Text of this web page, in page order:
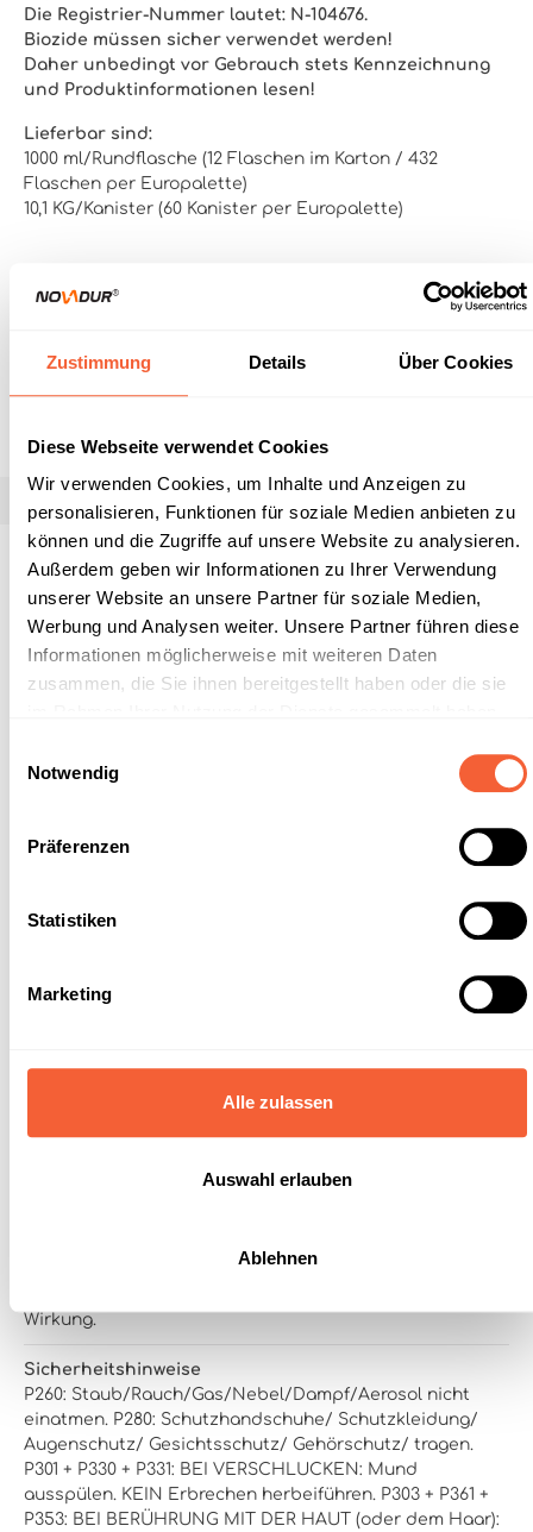
Zustimmung Details Über Cookies
Diese Webseite verwendet Cookies
Wir verwenden Cookies, um Inhalte und Anzeigen zu
personalisieren, Funktionen für soziale Medien anbieten zu
können und die Zugriffe auf unsere Website zu analysieren.
Außerdem geben wir Informationen zu Ihrer Verwendung
unserer Website an unsere Partner für soziale Medien,
Werbung und Analysen weiter. Unsere Partner führen diese
Informationen möglicherweise mit weiteren Daten
zusammen, die Sie ihnen bereitgestellt haben oder die sie
finden sie hier.
Notwendig
Präferenzen
Statistiken
Marketing
Alle zulassen
Auswahl erlauben
Ablehnen
Die Registrier-Nummer lautet: N-104676.
Biozide müssen sicher verwendet werden!
Daher unbedingt vor Gebrauch stets Kennzeichnung
und Produktinformationen lesen!
Lieferbar sind:
1000 ml/Rundflasche (12 Flaschen im Karton / 432
Flaschen per Europalette)
10,1 KG/Kanister (60 Kanister per Europalette)
Beschreibung
Desinfektionsreinigungskonzentrat mit sehr guter,
rückstandsfreier Reinigungswirkung. Üb… Mehr
CLP-/REACH-Hinweise
Symbole
H400: Sehr giftig für Wasserorganismen.
Wirkung.
Sicherheitshinweise
P260: Staub/Rauch/Gas/Nebel/Dampf/Aerosol nicht
einatmen. P280: Schutzhandschuhe/ Schutzkleidung/
Augenschutz/ Gesichtsschutz/ Gehörschutz/ tragen.
P301 + P330 + P331: BEI VERSCHLUCKEN: Mund
ausspülen. KEIN Erbrechen herbeiführen. P303 + P361 +
P353: BEI BERÜHRUNG MIT DER HAUT (oder dem Haar):